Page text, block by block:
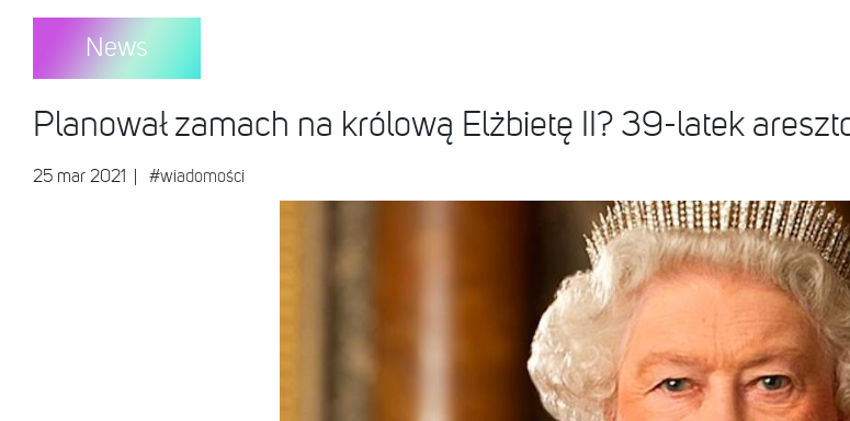
News
Planował zamach na królową Elżbietę II? 39-latek
25 mar 2021 #wiadomości